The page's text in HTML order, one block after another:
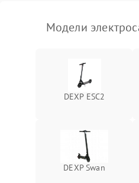
Модели
DEXP ESC2
DEXP Swan